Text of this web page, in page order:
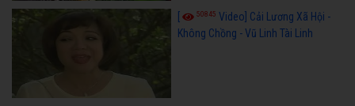
50845 Video] Cải Lương Xã Hội -
Không Chồng - Vũ Linh Tài Linh